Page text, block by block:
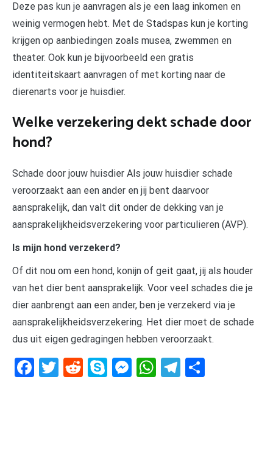
Deze pas kun je aanvragen als je een laag inkomen en
weinig vermogen hebt. Met de Stadspas kun je korting
krijgen op aanbiedingen zoals musea, zwemmen en
theater. Ook kun je bijvoorbeeld een gratis
identiteitskaart aanvragen of met korting naar de
dierenarts voor je huisdier.
Welke verzekering dekt schade door
hond?
Schade door jouw huisdier Als jouw huisdier schade
veroorzaakt aan een ander en jij bent daarvoor
aansprakelijk, dan valt dit onder de dekking van je
aansprakelijkheidsverzekering voor particulieren (AVP).
Is mijn hond verzekerd?
Of dit nou om een hond, konijn of geit gaat, jij als houder
van het dier bent aansprakelijk. Voor veel schades die je
dier aanbrengt aan een ander, ben je verzekerd via je
aansprakelijkheidsverzekering. Het dier moet de schade
dus uit eigen gedragingen hebben veroorzaakt.
Facebook
Twitter
RedditSkypeMessenger
WhatsApp
Telegram